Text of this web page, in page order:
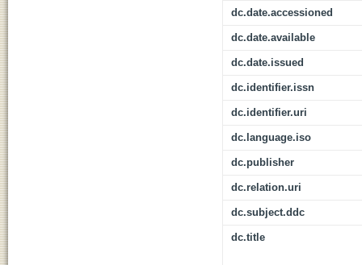
dc.date.accessioned
dc.date.available
dc.date.issued
dc.identifier.issn
dc.identifier.uri
dc.language.iso
dc.publisher
dc.relation.uri
dc.subject.ddc
dc.title